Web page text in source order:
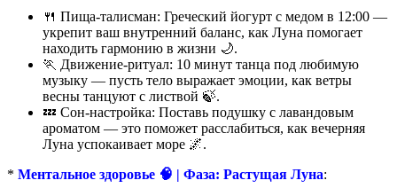
🍴 Пища-талисман: Греческий йогурт с медом в 12:00 —
укрепит ваш внутренний баланс, как Луна помогает
находить гармонию в жизни 🌙.
🏃 Движение-ритуал: 10 минут танца под любимую
музыку — пусть тело выражает эмоции, как ветры
весны танцуют с листвой 🍃.
💤 Сон-настройка: Поставь подушку с лавандовым
ароматом — это поможет расслабиться, как вечерняя
Луна успокаивает море 🌌.
* Ментальное здоровье 🧠 | Фаза: Растущая Луна: